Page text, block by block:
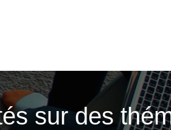
sur des